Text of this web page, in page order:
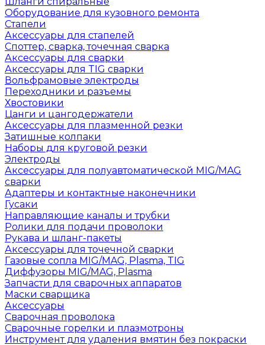
Оборудование для кузовного ремонта
Стапели
Аксессуары для стапелей
Споттер, сварка, точечная сварка
Аксессуары для сварки
Аксессуары для TIG сварки
Вольфрамовые электроды
Переходники и разъемы
Хвостовики
Цанги и цангодержатели
Аксессуары для плазменной резки
Затишные колпаки
Наборы для круговой резки
Электроды
Аксессуары для полуавтоматической MIG/MAG
сварки
Адаптеры и контактные наконечники
Гусаки
Направляющие каналы и трубки
Ролики для подачи проволоки
Рукава и шланг-пакеты
Аксессуары для точечной сварки
Газовые сопла MIG/MAG, Plasma, TIG
Диффузоры MIG/MAG, Plasma
Запчасти для сварочных аппаратов
Маски сварщика
Аксессуары
Сварочная проволока
Сварочные горелки и плазмотроны
Инструмент для удаления вмятин без покраски